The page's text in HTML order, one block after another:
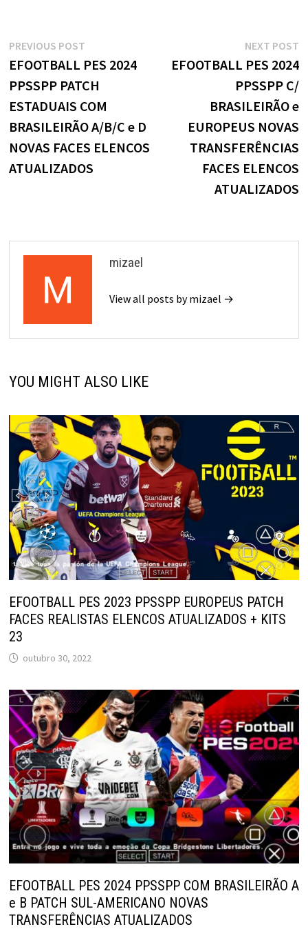
Navegação
de
Post
PREVIOUS POSTPrevious
post:
EFOOTBALL PES 2024
PPSSPP PATCH
ESTADUAIS COM
BRASILEIRÃO A/B/C e D
NOVAS FACES ELENCOS
ATUALIZADOS
NEXT POST
EFOOTBALL PES 2024
PPSSPP C/
BRASILEIRÃO e
EUROPEUS NOVAS
TRANSFERÊNCIAS
FACES ELENCOS
ATUALIZADOS
mizael
View all posts by mizael →
YOU MIGHT ALSO LIKE
EFOOTBALL PES 2023 PPSSPP EUROPEUS PATCH
FACES REALISTAS ELENCOS ATUALIZADOS + KITS
23
outubro 30, 2022
EFOOTBALL PES 2024 PPSSPP COM BRASILEIRÃO A
e B PATCH SUL-AMERICANO NOVAS
TRANSFERÊNCIAS ATUALIZADOS